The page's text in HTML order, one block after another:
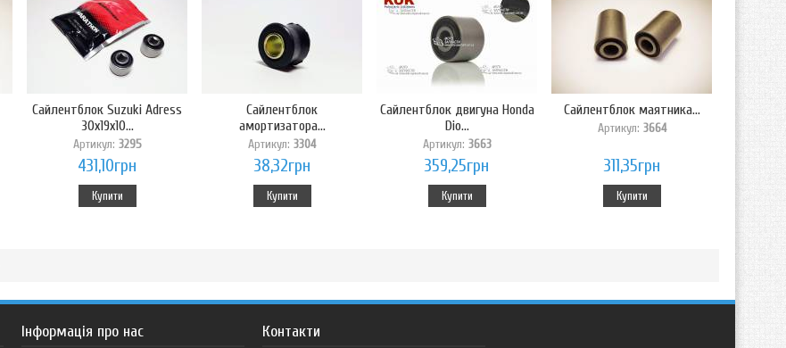
Сайлентблок Suzuki Adress
30x19x10...
Артикул: 3295
431,10грн
Купити
Сайлентблок
амортизатора...
Артикул: 3304
38,32грн
Купити
Сайлентблок двигуна Honda
Dio...
Артикул: 3663
359,25грн
Купити
Сайлентблок маятника...
Артикул: 3664
311,35грн
Купити
Інформація про нас Контакти